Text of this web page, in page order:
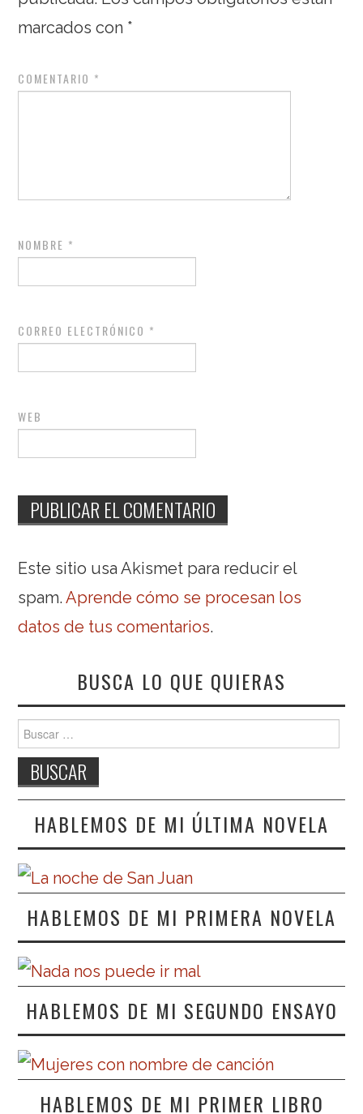
marcados con *
COMENTARIO *
NOMBRE *
CORREO ELECTRÓNICO *
WEB
Este sitio usa Akismet para reducir el
spam.Aprende cómo se procesan los
datos de tus comentarios.
BUSCA LO QUE QUIERAS
Buscar:
HABLEMOS DE MI ÚLTIMA NOVELA
HABLEMOS DE MI PRIMERA NOVELA
HABLEMOS DE MI SEGUNDO ENSAYO
HABLEMOS DE MI PRIMER LIBRO